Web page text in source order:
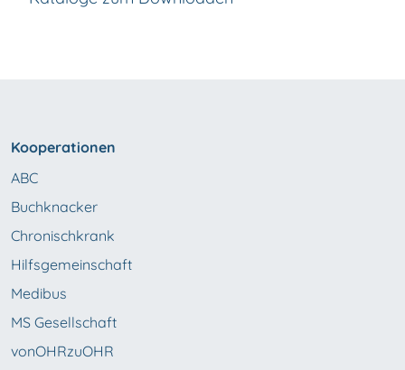
Kooperationen
ABC
Buchknacker
Chronischkrank
Hilfsgemeinschaft
Medibus
MS Gesellschaft
vonOHRzuOHR